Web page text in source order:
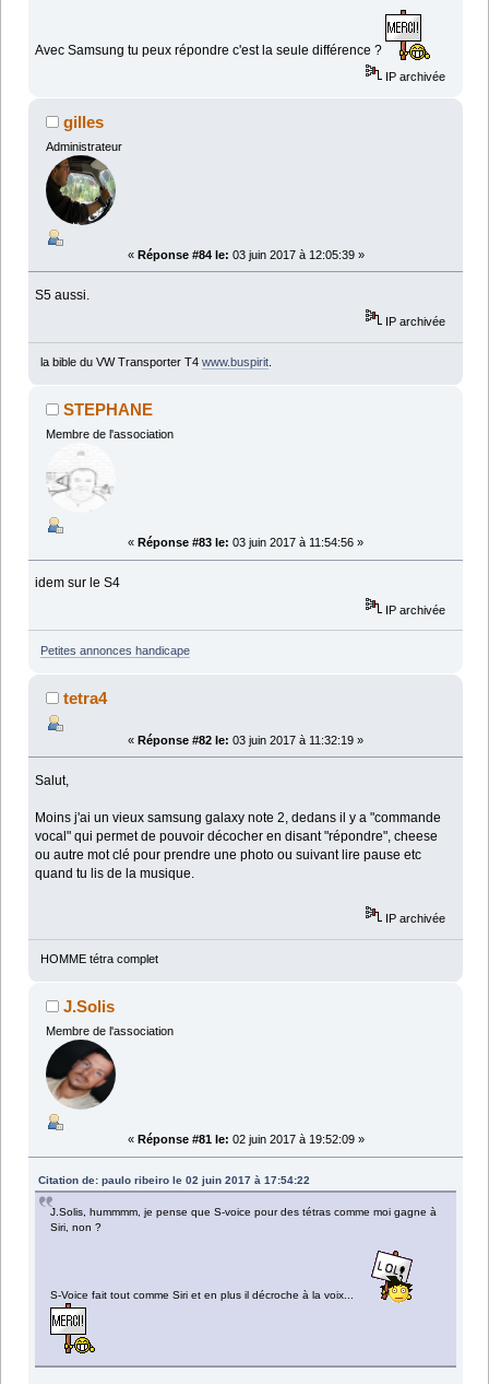
Avec Samsung tu peux répondre c'est la seule différence ?
IP archivée
gilles
Administrateur
« Réponse #84 le: 03 juin 2017 à 12:05:39 »
S5 aussi.
IP archivée
la bible du VW Transporter T4 www.buspirit.
STEPHANE
Membre de l'association
« Réponse #83 le: 03 juin 2017 à 11:54:56 »
idem sur le S4
IP archivée
Petites annonces handicape
tetra4
« Réponse #82 le: 03 juin 2017 à 11:32:19 »
Salut,
Moins j'ai un vieux samsung galaxy note 2, dedans il y a "commande
vocal" qui permet de pouvoir décocher en disant "répondre", cheese
ou autre mot clé pour prendre une photo ou suivant lire pause etc
quand tu lis de la musique.
IP archivée
HOMME tétra complet
J.Solis
Membre de l'association
« Réponse #81 le: 02 juin 2017 à 19:52:09 »
Citation de: paulo ribeiro le 02 juin 2017 à 17:54:22
J.Solis, hummmm, je pense que S-voice pour des tétras comme moi gagne à
Siri, non ?
S-Voice fait tout comme Siri et en plus il décroche à la voix...